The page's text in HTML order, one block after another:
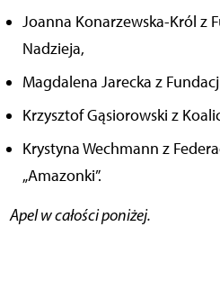
Joanna Konarzewska-Król z
Nadzieja,
Magdalena Jarecka z
Krzysztof Gąsiorowski z
Krystyna Wechmann z
„Amazonki”.
Apel w całości poniżej.